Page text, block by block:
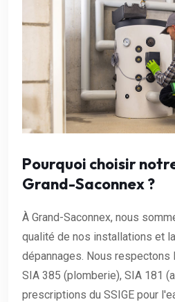
Pourquoi choisir
Grand-Saconnex ?
À Grand-Saconnex, nous
qualité de nos installations et
dépannages. Nous
SIA 385 (plomberie), SIA 181
prescriptions du SSIGE pour